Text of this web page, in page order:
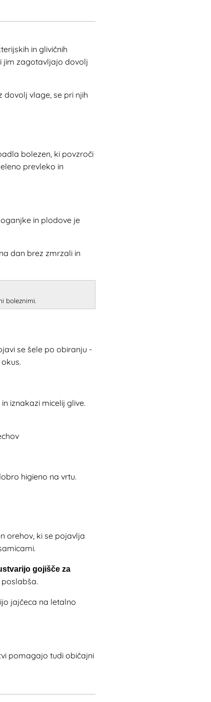
in glivičnih
jim zagotavljajo dovolj
dovolj vlage, se pri njih
bolezen, ki povzroči
prevleko in
in plodove je
dan brez zmrzali in
boleznimi.
se šele po obiranju -
iznakazi micelij glive.
higieno na vrtu.
orehov, ki se pojavlja
gojišče za
jajčeca na letalno
pomagajo tudi običajni